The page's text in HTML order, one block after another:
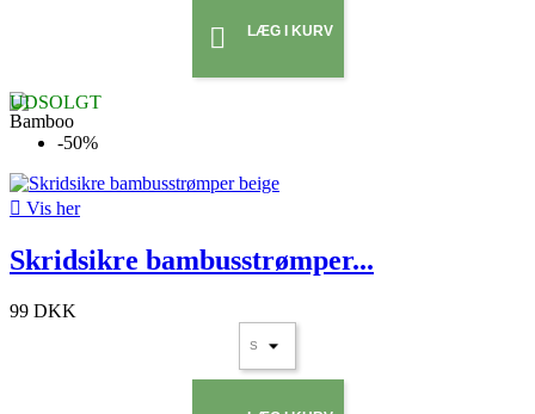
 LÆG I KURV
UDSOLGT
-50%
 Vis her
Skridsikre bambusstrømper...
99 DKK